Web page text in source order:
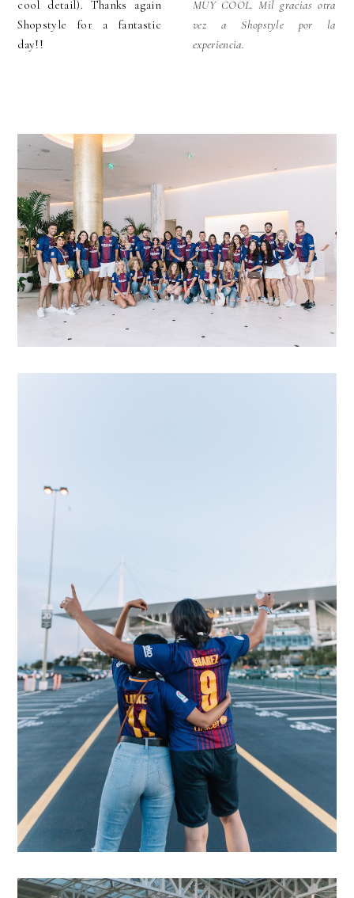
cool detail). Thanks again
Shopstyle for a fantastic
day!!
MUY COOL. Mil gracias otra
vez a Shopstyle por la
experiencia.